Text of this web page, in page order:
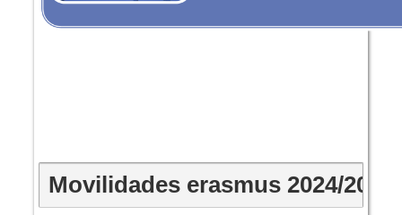
Movilidades erasmus 2024/2025